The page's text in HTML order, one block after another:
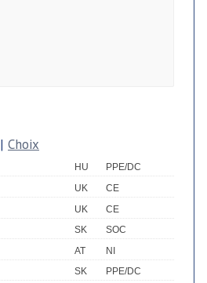
| Choix
HU
PPE/DC
UK
CE
UK
CE
SK
SOC
AT
NI
SK
PPE/DC